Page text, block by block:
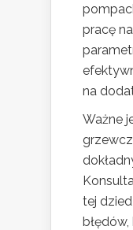
pracę
na
Ważne
tej